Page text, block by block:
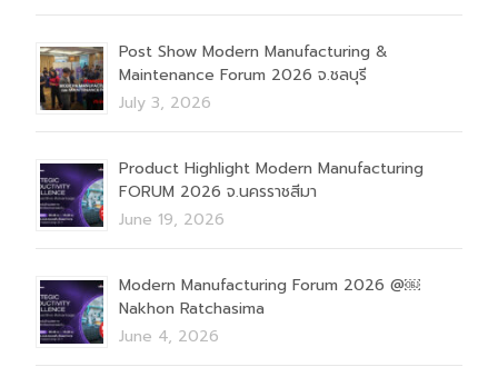
Post Show Modern Manufacturing &
Maintenance Forum 2026 จ.ชลบุรี
July 3, 2026
Product Highlight Modern Manufacturing
FORUM 2026 จ.นครราชสีมา
June 19, 2026
Modern Manufacturing Forum 2026 @￼
Nakhon Ratchasima
June 4, 2026